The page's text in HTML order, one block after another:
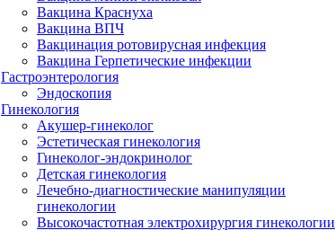
Вакцина Краснуха
Вакцина ВПЧ
Вакцинация ротовирусная инфекция
Вакцина Герпетические инфекции
Гастроэнтерология
Эндоскопия
Гинекология
Акушер-гинеколог
Эстетическая гинекология
Гинеколог-эндокринолог
Детская гинекология
Лечебно-диагностические манипуляции
гинекологии
Высокочастотная электрохирургия гинекологии